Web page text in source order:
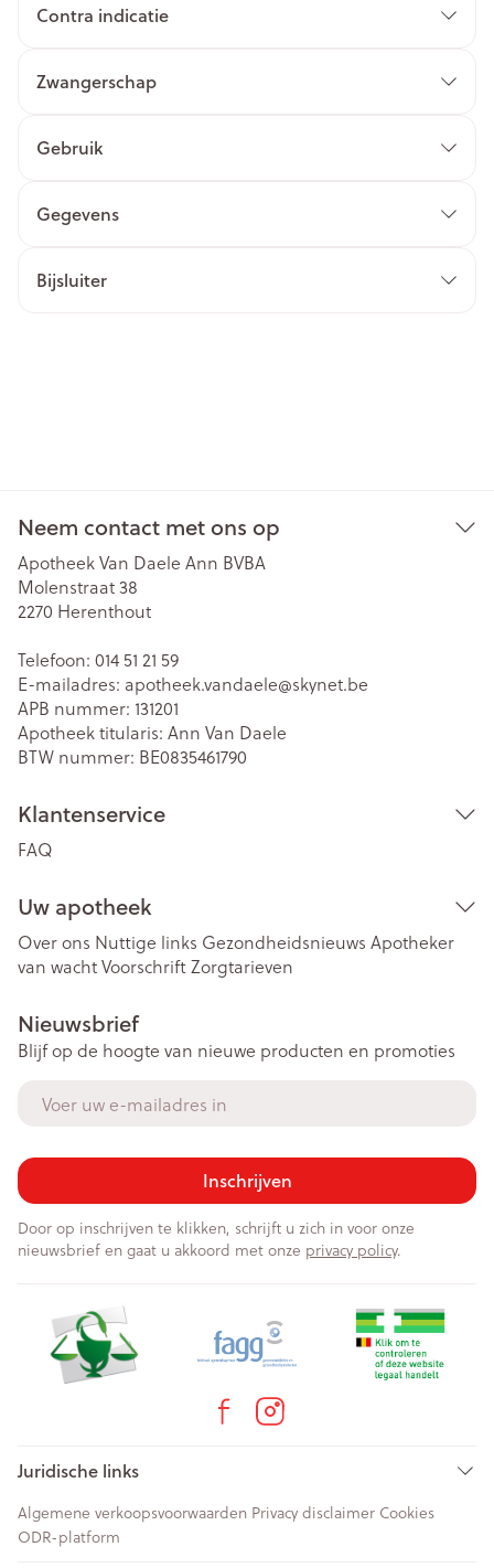
Contra indicatie
Zwangerschap
Gebruik
Gegevens
Bijsluiter
Neem contact met ons op
Apotheek Van Daele Ann BVBA
Molenstraat 38
2270 Herenthout
Telefoon: 014 51 21 59
E-mailadres: apotheek.vandaele@skynet.be
APB nummer: 131201
Apotheek titularis: Ann Van Daele
BTW nummer: BE0835461790
Klantenservice
FAQ
Uw apotheek
Over ons Nuttige links Gezondheidsnieuws Apotheker
van wachtVoorschriftZorgtarieven
Nieuwsbrief
Blijf op de hoogte van nieuwe producten en promoties
Inschrijven
Door op inschrijven te klikken, schrijft u zich in voor onze
nieuwsbrief en gaat u akkoord met onze privacy policy.
Juridische links
Algemene verkoopsvoorwaarden Privacy disclaimer Cookies
ODR-platform